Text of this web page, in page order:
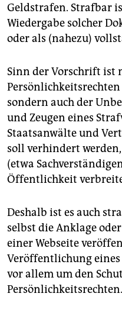
Geldstrafen. Strafbar
Wiedergabe solcher
oder als (nahezu)
Sinn der Vorschrift ist
sondern auch der
und Zeugen eines
Staatsanwälte und
soll verhindert
(etwa
Öffentlichkeit
Deshalb ist es auch
selbst die Anklage
einer Webseite
Veröffentlichung
vor allem um den
Persönlichkeitsrechten.